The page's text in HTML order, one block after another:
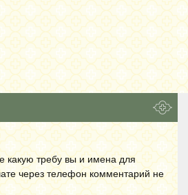
какую требу вы и имена для
через телефон комментарий не